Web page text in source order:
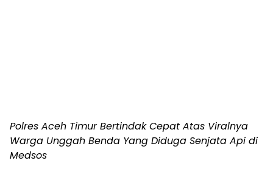
Polres Aceh Timur Bertindak Cepat Atas Viralnya
Warga Unggah Benda Yang Diduga Senjata Api di
Medsos